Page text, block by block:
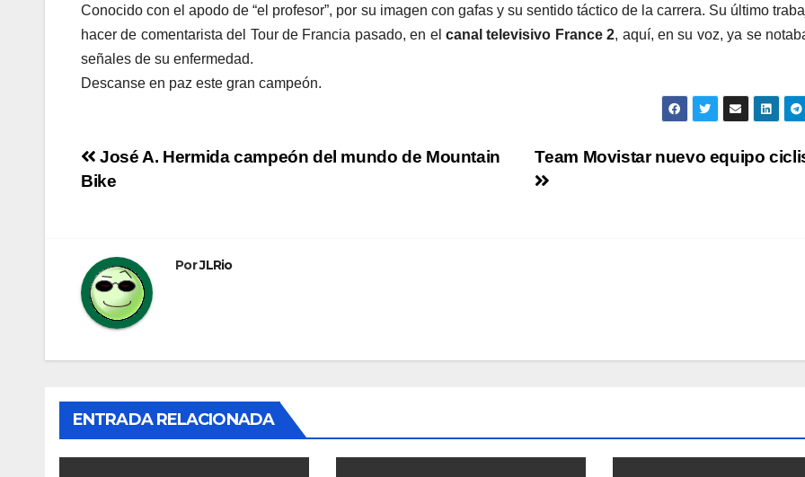
Conocido con el apodo de “el profesor”, por su imagen con gafas y su sentido táctico de la carrera. Su último
hacer de comentarista del Tour de Francia pasado, en elcanal televisivo France 2, aquí, en su voz, ya se
señales de su enfermedad.
Descanse en paz este gran campeón.
Navegación
Team Movistar nuevo equipo
José A. Hermida campeón del mundo de Mountain
Bike
PorJLRio
ENTRADA RELACIONADA